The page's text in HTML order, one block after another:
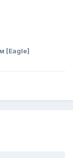
[Eagle]